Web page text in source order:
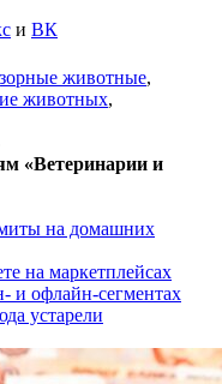
и ВК
животные,
животных,
«Ветеринарии и
на домашних
на маркетплейсах
и офлайн-сегментах
устарели